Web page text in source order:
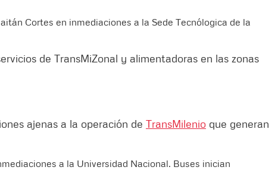
Cortes en inmediaciones a la Sede Tecnólogica de la
de TransMiZonal y alimentadoras en las zonas
ajenas a la operación de TransMilenio que generan
a la Universidad Nacional. Buses inician